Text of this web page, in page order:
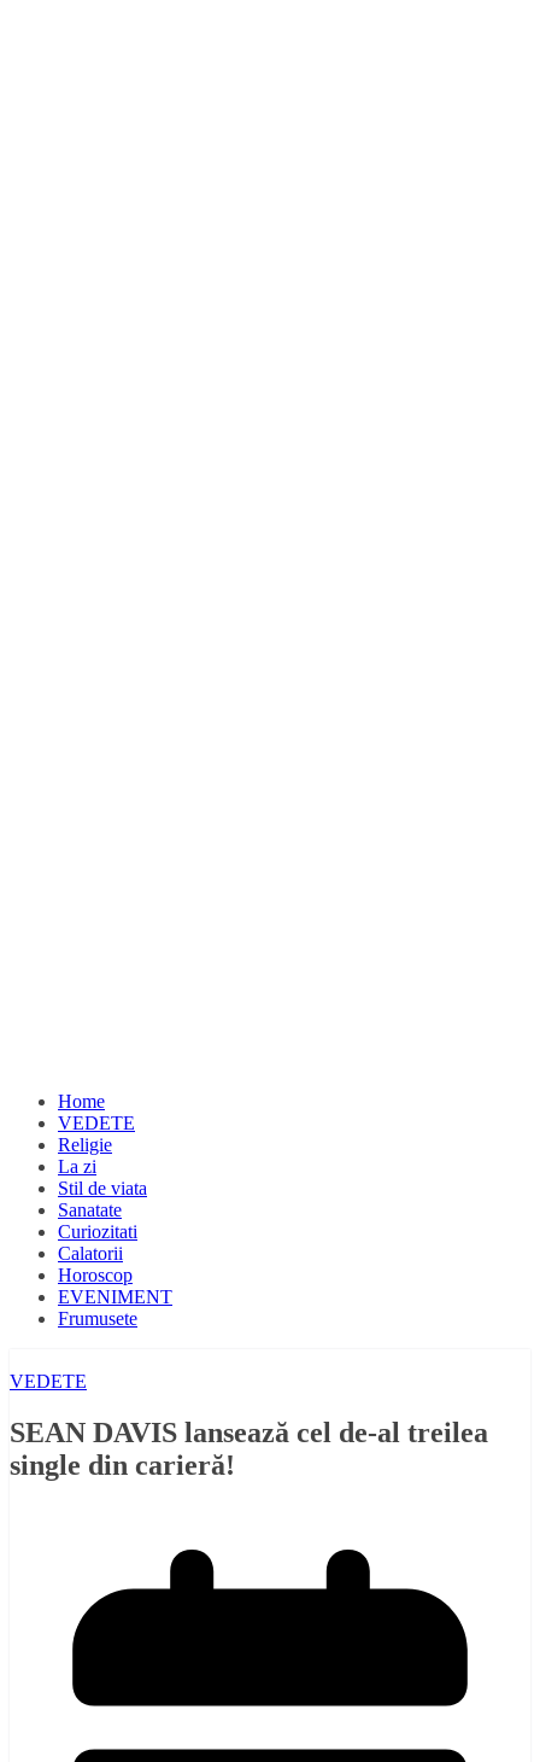
Home
VEDETE
Religie
La zi
Stil de viata
Sanatate
Curiozitati
Calatorii
Horoscop
EVENIMENT
Frumusete
VEDETE
SEAN DAVIS lansează cel de-al treilea
single din carieră!